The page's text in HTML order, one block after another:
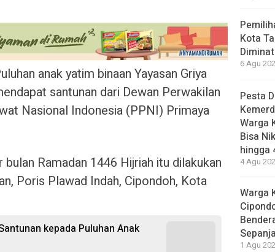
anak yatim binaan Yayasan Griya
santunan dari Dewan Perwakilan
Nasional Indonesia (PPNI) Primaya
Ramadan 1446 Hijriah itu dilakukan
Poris Plawad Indah, Cipondoh, Kota
kepada Puluhan Anak
Kota
6 Agu
Pesta
Warga
Bisa
hingga
4 Agu
Warga
1 Agu